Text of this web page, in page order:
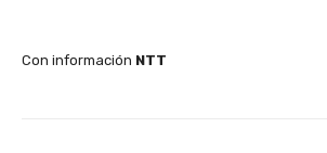
‎Con información NTT